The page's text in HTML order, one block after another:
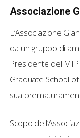
Associazione
L’Associazione
da un gruppo di
Presidente del
Graduate School
sua
Scopo